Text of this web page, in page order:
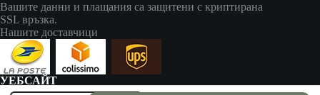
Вашите данни и плащания са защитени с криптирана
SSL връзка.
Нашите доставчици
УЕБСАЙТ